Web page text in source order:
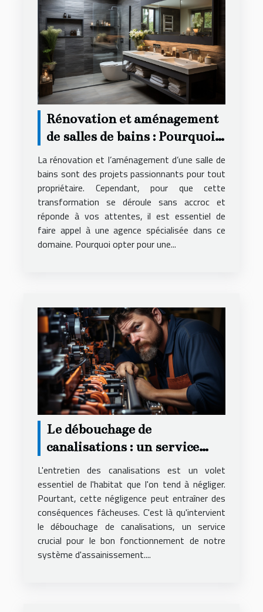
Rénovation et aménagement
de salles de bains : Pourquoi
faire appel à une agence
spécialisée ?
La rénovation et l’aménagement d’une salle de
bains sont des projets passionnants pour tout
propriétaire. Cependant, pour que cette
transformation se déroule sans accroc et
réponde à vos attentes, il est essentiel de
faire appel à une agence spécialisée dans ce
domaine. Pourquoi opter pour une...
Le débouchage de
canalisations : un service
essentiel
L'entretien des canalisations est un volet
essentiel de l'habitat que l'on tend à négliger.
Pourtant, cette négligence peut entraîner des
conséquences fâcheuses. C'est là qu'intervient
le débouchage de canalisations, un service
crucial pour le bon fonctionnement de notre
système d'assainissement....